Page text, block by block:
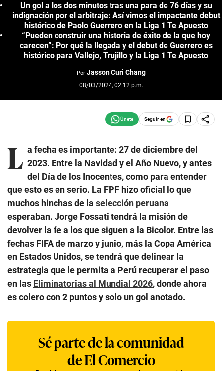
Un gol a los dos minutos tras una para de 76 días y su
indignación por el arbitraje: Así vimos el impactante debut
histórico de Paolo Guerrero en la Liga 1 Te Apuesto
“Pueden construir una historia de éxito de la que hoy
carecen”: Por qué la llegada y el debut de Guerrero es
histórico para Vallejo, Trujillo y la Liga 1 Te Apuesto
Por Jasson Curi Chang
08/03/2024, 02:12 p.m.
Seguir en
L a fecha es importante: 27 de diciembre del
2023. Entre la Navidad y el Año Nuevo, y antes
del Día de los Inocentes, como para entender
que esto es en serio. La FPF hizo oficial lo que
muchos hinchas de la selección peruana
esperaban. Jorge Fossati tendrá la misión de
devolver la fe a los que siguen a la Bicolor. Entre las
fechas FIFA de marzo y junio, más la Copa América
en Estados Unidos, se tendrá que delinear la
estrategia que le permita a Perú recuperar el paso
en las Eliminatorias al Mundial 2026, donde ahora
es colero con 2 puntos y solo un gol anotado.